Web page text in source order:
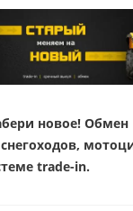
новое! Обмен
trade-in.